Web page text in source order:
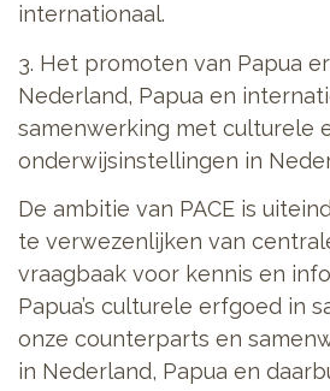
internationaal.
3. Het promoten van Papua
Nederland, Papua en
samenwerking met culturele
onderwijsinstellingen in
De ambitie van PACE is
te verwezenlijken van
vraagbaak voor kennis en
Papua’s culturele erfgoed in
onze counterparts en
in Nederland, Papua en